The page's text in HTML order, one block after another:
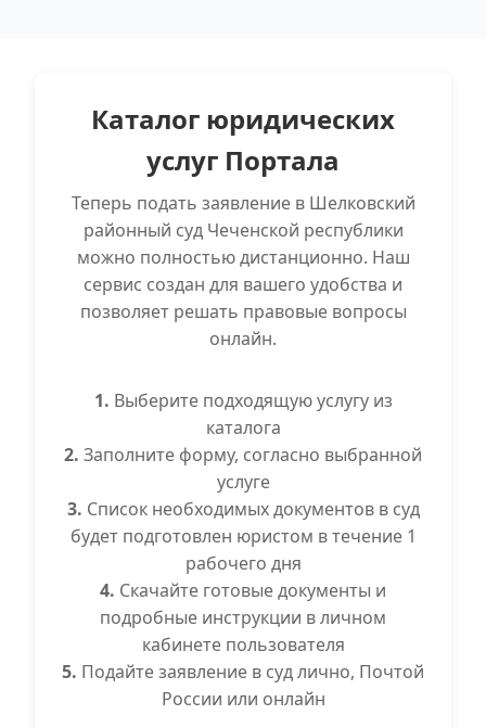
Каталог юридических
услуг Портала
Теперь подать заявление в Шелковский
районный суд Чеченской республики
можно полностью дистанционно. Наш
сервис создан для вашего удобства и
позволяет решать правовые вопросы
онлайн.
1. Выберите подходящую услугу из
каталога
2. Заполните форму, согласно выбранной
услуге
3. Список необходимых документов в суд
будет подготовлен юристом в течение 1
рабочего дня
4. Скачайте готовые документы и
подробные инструкции в личном
кабинете пользователя
5. Подайте заявление в суд лично, Почтой
России или онлайн